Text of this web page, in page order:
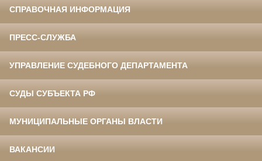
СПРАВОЧНАЯ ИНФОРМАЦИЯ
ПРЕСС-СЛУЖБА
УПРАВЛЕНИЕ СУДЕБНОГО ДЕПАРТАМЕНТА
СУДЫ СУБЪЕКТА РФ
МУНИЦИПАЛЬНЫЕ ОРГАНЫ ВЛАСТИ
ВАКАНСИИ